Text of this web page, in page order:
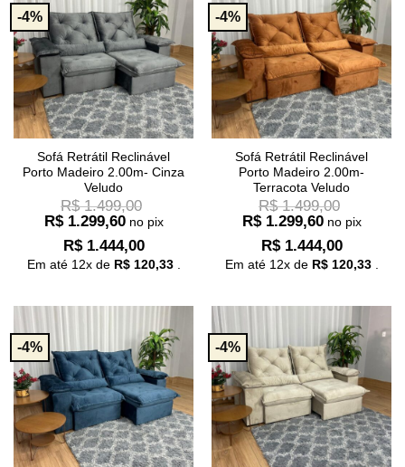
-4%
Sofá Retrátil Reclinável
Porto Madeiro 2.00m- Cinza
Veludo
R$1.499,00
R$1.299,60 no pix
R$1.444,00
Em até 12x de R$120,33.
-4%
Sofá Retrátil Reclinável
Porto Madeiro 2.00m-
Terracota Veludo
R$1.499,00
R$1.299,60 no pix
R$1.444,00
Em até 12x de R$120,33.
-4% -4%